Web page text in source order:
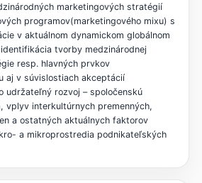
marketingových stratégií
programov(marketingového mixu) s
v aktuálnom dynamickom globálnom
tvorby medzinárodnej
resp. hlavných prvkov
aj v súvislostiach akceptácií
udržateľný rozvoj – spoločenskú
vplyv interkultúrnych premenných,
a ostatných aktuálnych faktorov
a mikroprostredia podnikateľských